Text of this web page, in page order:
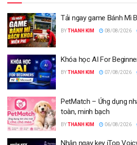
Tải ngay game Bánh Mì
BYTHANH KIM 08/08/2026
Khóa học AI For
BYTHANH KIM 07/08/2026
PetMatch – Ứng dụng
toàn, minh bạch
BYTHANH KIM 06/08/2026
Nhận ngay key iTop